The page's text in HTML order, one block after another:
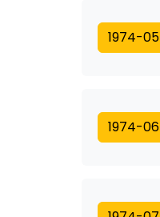
1974-05
1974-06